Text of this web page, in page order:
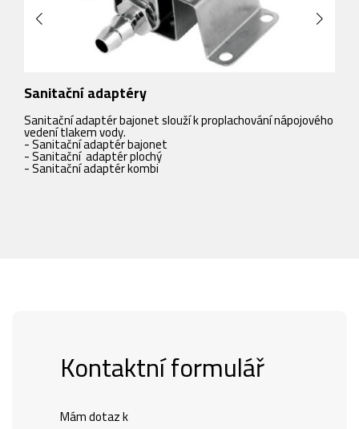
Sanitační adaptéry
Sanitační adaptér bajonet slouží k proplachování nápojového
vedení tlakem vody.
-Sanitační adaptér bajonet
-Sanitační adaptér plochý
-Sanitační adaptér kombi
Kontaktní formulář
Mám dotaz k